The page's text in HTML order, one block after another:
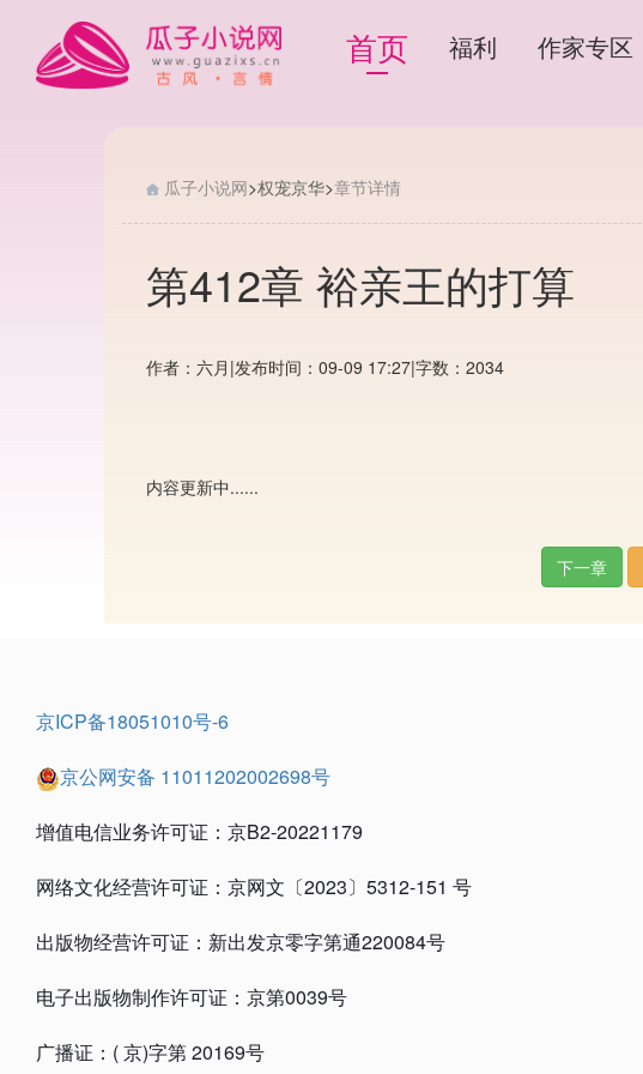
首页 福利 作家专区
瓜子小说网>权宠京华>章节详情
第412章 裕亲王的打算
作者：六月 |发布时间：09-09 17:27|字数：2034
内容更新中......
下一章
京ICP备18051010号-6
京公网安备 11011202002698号
增值电信业务许可证：京B2-20221179
网络文化经营许可证：京网文〔2023〕5312-151 号
出版物经营许可证：新出发京零字第通220084号
电子出版物制作许可证：京第0039号
广播证：( 京)字第 20169号